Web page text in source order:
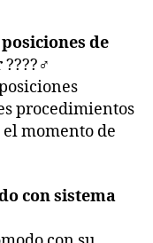
de
????‍♂️
procedimientos
momento de
con sistema